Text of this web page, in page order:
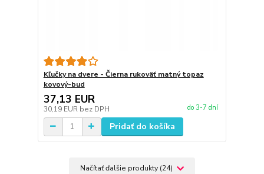
Kľučky na dvere - Čierna rukoväť matný topaz
kovový-bud
37,13 EUR
30,19 EUR bez DPH do 3-7 dní
Pridať do košíka
Načítať ďalšie produkty (24)